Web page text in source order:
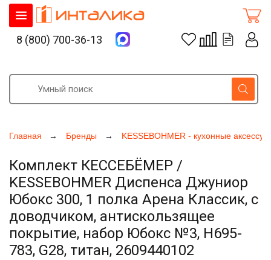
Главная Бренды KESSEBOHMER - кухонные
Комплект КЕССЕБЁМЕР /
KESSEBOHMER Диспенса Джуниор
Юбокс 300, 1 полка Арена Классик, с
доводчиком, антискользящее
покрытие, набор Юбокс №3, H695-
783, G28, титан, 2609440102
8 (800) 700-36-13